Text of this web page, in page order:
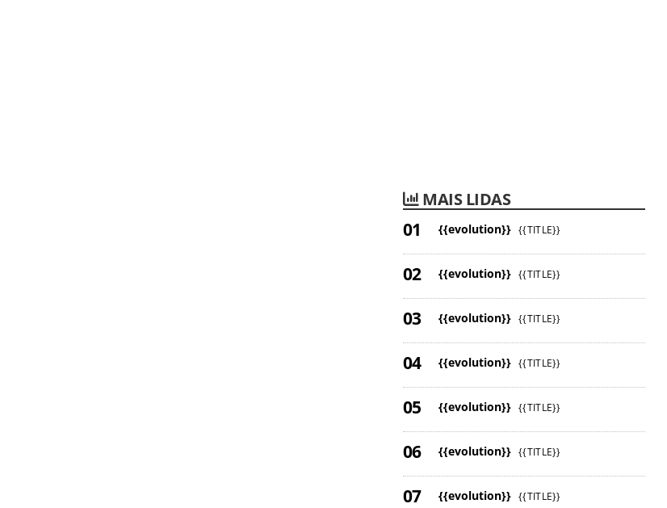
MAIS LIDAS
{{evolution}} {{TITLE}}
{{evolution}} {{TITLE}}
{{evolution}} {{TITLE}}
{{evolution}} {{TITLE}}
{{evolution}} {{TITLE}}
{{evolution}} {{TITLE}}
{{evolution}} {{TITLE}}